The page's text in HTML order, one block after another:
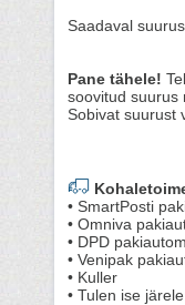
Saadaval
Pane tähele!
soovitud suurus
Sobivat suurust
• SmartPosti
• Omniva
• DPD
• Venipak
• Kuller
• Tulen ise järele